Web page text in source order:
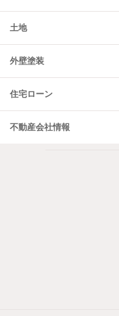
土地
外壁塗装
住宅ローン
不動産会社情報